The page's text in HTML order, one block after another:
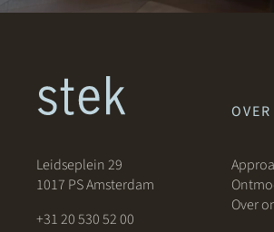
Leidseplein 29
1017 PS Amsterdam
+31 20 530 52 00
Over